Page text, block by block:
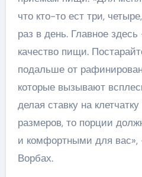
что кто-то ест три,
раз в день. Главное
качество пищи.
подальше от
которые вызывают
делая ставку на
размеров, то порции
и комфортными для вас»,
Ворбах.